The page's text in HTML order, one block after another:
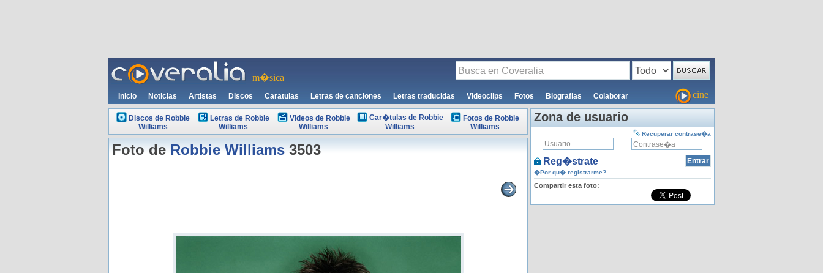
m�sica
Inicio Noticias Artistas Discos Caratulas Letras de canciones Letras traducidas Videoclips Fotos Biografias Colaborar cine
Discos de Robbie
Williams
Letras de Robbie
Williams
Videos de Robbie
Williams
Car�tulas de Robbie
Williams
Fotos de Robbie
Williams
Foto deRobbie Williams3503
Zona de usuario
Recuperar contrase�a
Reg�strate
�Por qu� registrarme?
Compartir esta foto: